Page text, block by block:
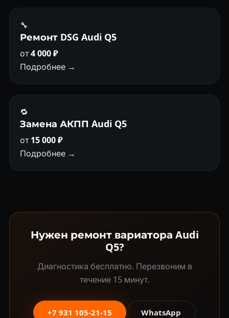
🔧
Ремонт DSG Audi Q5
от4 000 ₽
Подробнее →
🔁
Замена АКПП Audi Q5
от15 000 ₽
Подробнее →
Нужен ремонт вариатора Audi
Q5?
Диагностика бесплатно. Перезвоним в
течение 15 минут.
+7 931 105-21-15 WhatsApp